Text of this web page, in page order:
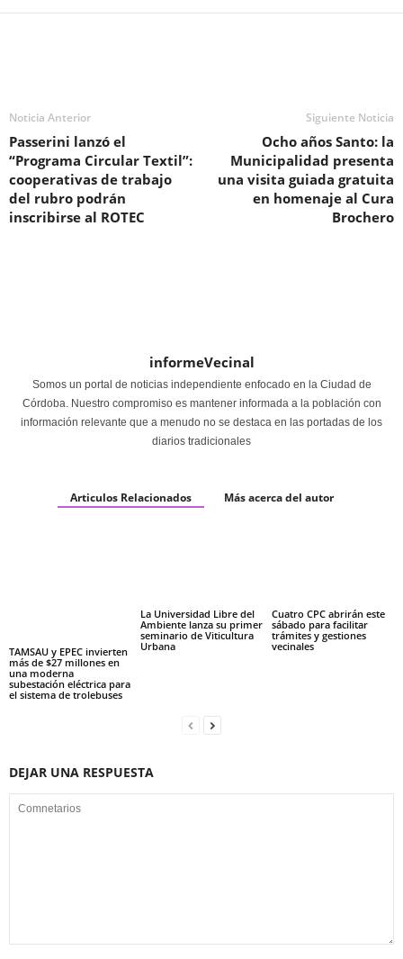
Noticia Anterior
Passerini lanzó el
“Programa Circular Textil”:
cooperativas de trabajo
del rubro podrán
inscribirse al ROTEC
Siguiente Noticia
Ocho años Santo: la
Municipalidad presenta
una visita guiada gratuita
en homenaje al Cura
Brochero
informeVecinal
Somos un portal de noticias independiente enfocado en la Ciudad de
Córdoba. Nuestro compromiso es mantener informada a la población con
información relevante que a menudo no se destaca en las portadas de los
diarios tradicionales
Articulos Relacionados Más acerca del autor
TAMSAU y EPEC invierten
más de $27 millones en
una moderna
subestación eléctrica para
el sistema de trolebuses
La Universidad Libre del
Ambiente lanza su primer
seminario de Viticultura
Urbana
Cuatro CPC abrirán este
sábado para facilitar
trámites y gestiones
vecinales
DEJAR UNA RESPUESTA